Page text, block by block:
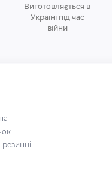
Виготовляється в
Україні під час
війни